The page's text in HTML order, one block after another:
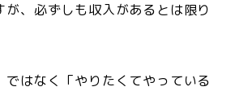
が、必ずしも収入があるとは限り
ではなく「やりたくてやっている